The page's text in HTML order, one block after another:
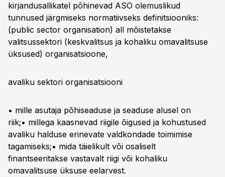
kirjandusallikatel põhinevad ASO olemuslikud
tunnused järgmiseks normatiivseks definitsiooniks:
(public sector organisation) all mõistetakse
valitsussektori (keskvalitsus ja kohaliku omavalitsuse
üksused) organisatsioone,
avaliku sektori organisatsiooni
• mille asutaja põhiseaduse ja seaduse alusel on
riik;• millega kaasnevad riigile õigused ja kohustused
avaliku halduse erinevate valdkondade toimimise
tagamiseks;• mida täielikult või osaliselt
finantseeritakse vastavalt riigi või kohaliku
omavalitsuse üksuse eelarvest.